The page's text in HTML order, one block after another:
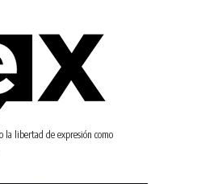
la libertad de expresión como